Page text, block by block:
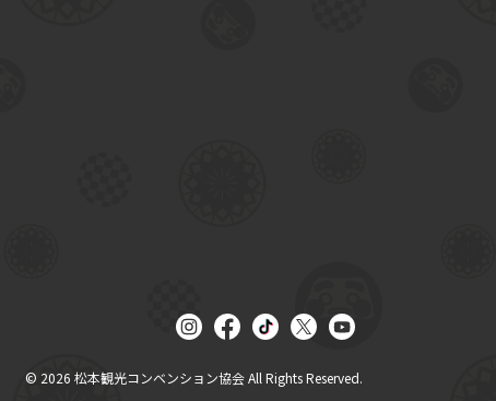
© 2026 松本観光コンベンション協会All Rights Reserved.